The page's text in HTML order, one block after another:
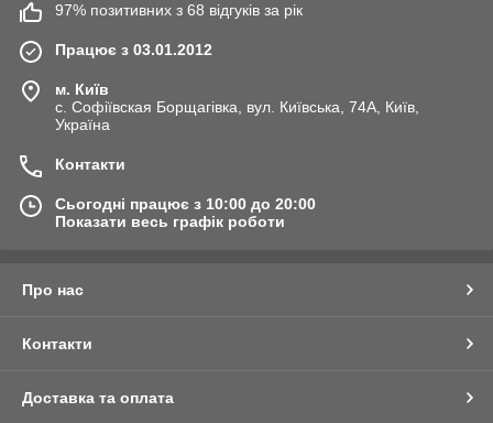
97% позитивних з 68 відгуків за рік
Працює з 03.01.2012
м. Київ
с. Софіївская Борщагівка, вул. Київська, 74А, Київ,
Україна
Контакти
Сьогодні працює з 10:00 до 20:00
Показати весь графік роботи
Про нас
Контакти
Доставка та оплата